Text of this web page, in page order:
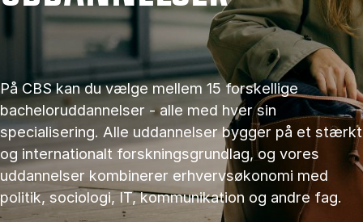
På CBS kan du vælge mellem 15 forskellige
bacheloruddannelser - alle med hver sin
specialisering. Alle uddannelser bygger på et stærkt
og internationalt forskningsgrundlag, og vores
uddannelser kombinerer erhvervsøkonomi med
politik, sociologi, IT, kommunikation og andre fag.